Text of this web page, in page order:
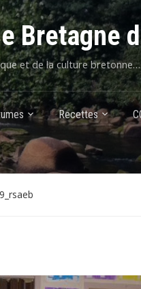
Bretagne
et de la culture
Recettes